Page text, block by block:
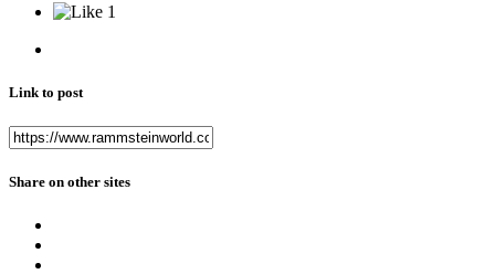
1
Link to post
Share on other sites